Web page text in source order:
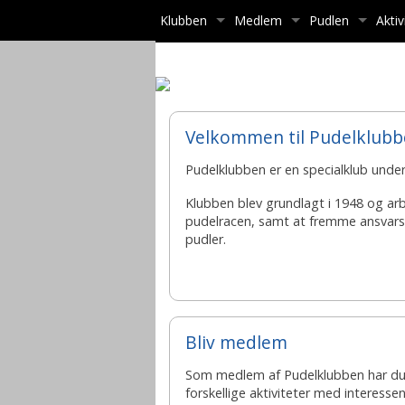
Klubben
Kommissorier
Referater og andet, kun for medlemmer
Medlem
Pudelnyt Pudelnyt arkiv
Spørg om sundhed
1. hjælp til
Æresmedlem-Guldnål-Sølvnål
Pudlen
Velkommen til
Pudelklubben er en specialklub
Klubben blev grundlagt i 1948 og
pudelracen, samt at fremme
pudler.
Bliv medlem
Som medlem af Pudelklubben har
forskellige aktiviteter med